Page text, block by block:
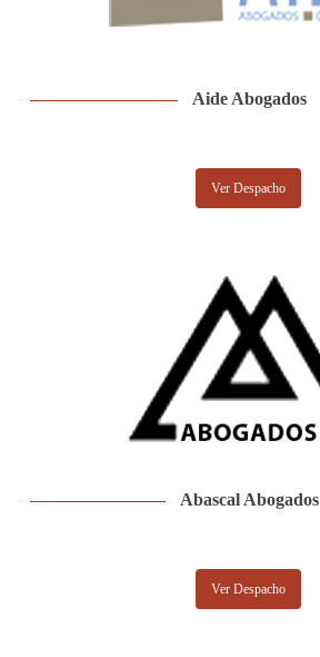
Aide Abogados
Ver Despacho
Abascal Abogados
Ver Despacho